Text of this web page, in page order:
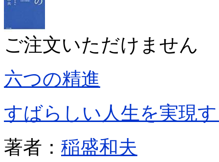
ご注文いただけません
六つの精進
すばらしい人生を実現
著者： 稲盛和夫